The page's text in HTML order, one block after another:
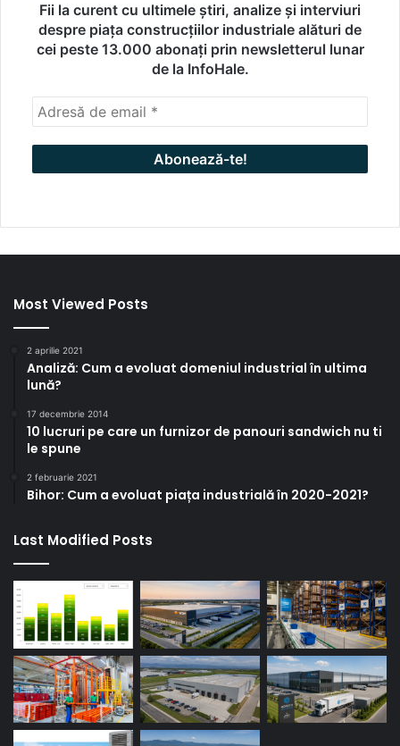
Fii la curent cu ultimele știri, analize și interviuri
despre piața construcțiilor industriale alături de
cei peste 13.000 abonați prin newsletterul lunar
de la InfoHale.
Most Viewed Posts
2 aprilie 2021
Analiză: Cum a evoluat domeniul industrial în ultima
lună?
17 decembrie 2014
10 lucruri pe care un furnizor de panouri sandwich nu ti
le spune
2 februarie 2021
Bihor: Cum a evoluat piața industrială în 2020-2021?
Last Modified Posts